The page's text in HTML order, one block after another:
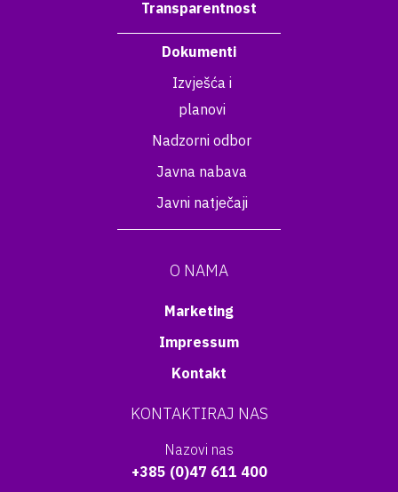
Transparentnost
Dokumenti
Izvješća i
planovi
Nadzorni odbor
Javna nabava
Javni natječaji
O NAMA
Marketing
Impressum
Kontakt
KONTAKTIRAJ NAS
Nazovi nas
+385 (0)47 611 400